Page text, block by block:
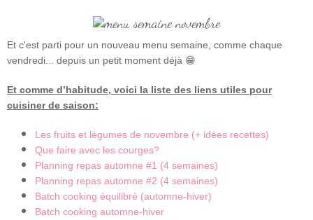
Et c'est parti pour un nouveau menu semaine, comme chaque
vendredi... depuis un petit moment déjà 😁
Et comme d’habitude, voici la liste des liens utiles pour
cuisiner de saison:
Les fruits et légumes de novembre (+ idées recettes)
Que faire avec les courges?
Planning repas automne #1 (4 semaines)
Planning repas automne #2 (4 semaines)
Batch cooking équilibré (automne-hiver)
Batch cooking automne-hiver